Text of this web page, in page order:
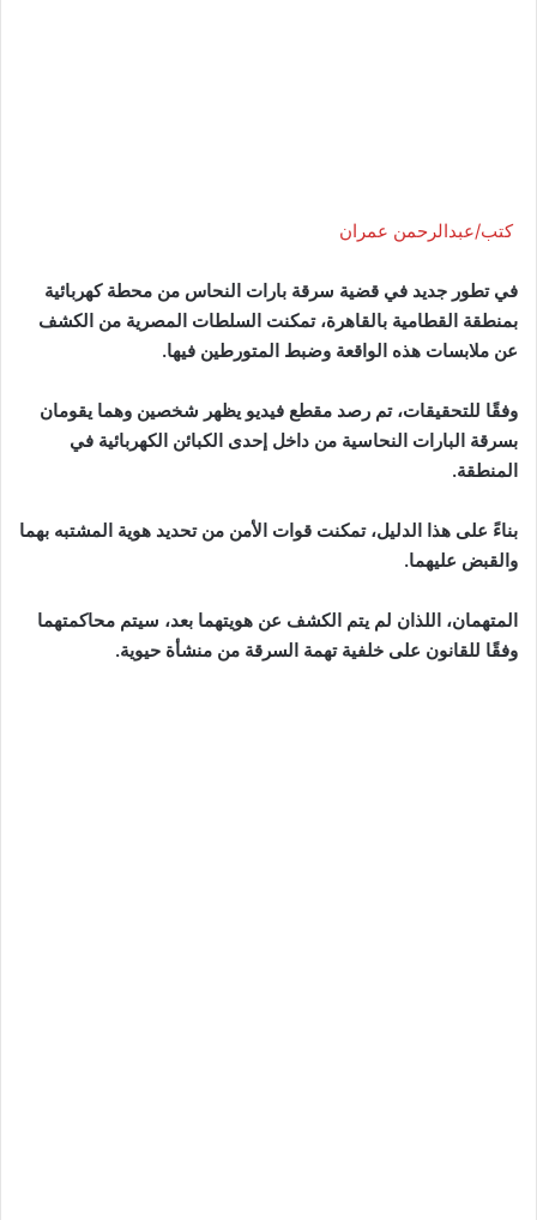
كتب/عبدالرحمن عمران
في تطور جديد في قضية سرقة بارات النحاس من محطة كهربائية
بمنطقة القطامية بالقاهرة، تمكنت السلطات المصرية من الكشف
عن ملابسات هذه الواقعة وضبط المتورطين فيها.
وفقًا للتحقيقات، تم رصد مقطع فيديو يظهر شخصين وهما يقومان
بسرقة البارات النحاسية من داخل إحدى الكبائن الكهربائية في
المنطقة.
بناءً على هذا الدليل، تمكنت قوات الأمن من تحديد هوية المشتبه بهما
والقبض عليهما.
المتهمان، اللذان لم يتم الكشف عن هويتهما بعد، سيتم محاكمتهما
وفقًا للقانون على خلفية تهمة السرقة من منشأة حيوية.